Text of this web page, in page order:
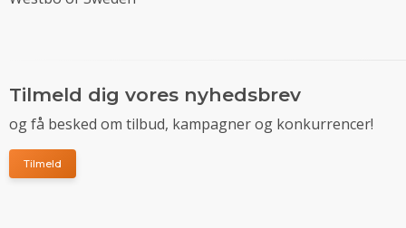
Tilmeld dig vores nyhedsbrev
og få besked om tilbud, kampagner og konkurrencer!
Tilmeld